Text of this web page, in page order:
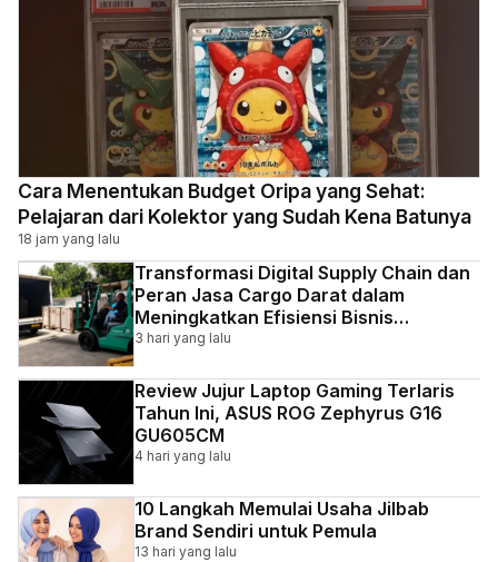
Cara Menentukan Budget Oripa yang Sehat:
Pelajaran dari Kolektor yang Sudah Kena Batunya
18 jam yang lalu
Transformasi Digital Supply Chain dan
Peran Jasa Cargo Darat dalam
Meningkatkan Efisiensi Bisnis
Indonesia
3 hari yang lalu
Review Jujur Laptop Gaming Terlaris
Tahun Ini, ASUS ROG Zephyrus G16
GU605CM
4 hari yang lalu
10 Langkah Memulai Usaha Jilbab
Brand Sendiri untuk Pemula
13 hari yang lalu